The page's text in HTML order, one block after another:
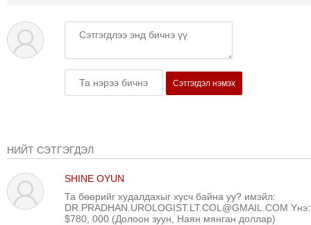
ЭРГЭН
ТОЙРОНД
"ЖИ
ДЭЛБЭРСЭН
ЭРГЭН
ТОЙРОНД
Сэтгэгдэл нэмэх
НИЙТ СЭТГЭГДЭЛ
SHINE OYUN
Та бөөрийг худалдахыг хүсч байна уу? имэйл:
DR.PRADHAN.UROLOGIST.LT.COL@GMAIL.COM Yнэ:
$780, 000 (Долоон зуун, Наян мянган доллар)